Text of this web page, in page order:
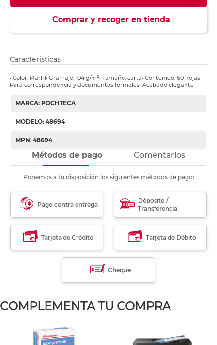
Comprar y recoger en tienda
Características
• Color: Marfil• Gramaje: 104 g/m²• Tamaño: carta• Contenido: 60 hojas•
Para correspondencia y documentos formales• Acabado elegante
MARCA: POCHTECA
MODELO: 48694
MPN: 48694
Métodos de pago Comentarios
Ponemos a tu disposición los siguientes métodos de pago:
Pago contra entrega
Déposito /
Transferencia
Tarjeta de Crédito Tarjeta de Débito
Cheque
COMPLEMENTA TU COMPRA